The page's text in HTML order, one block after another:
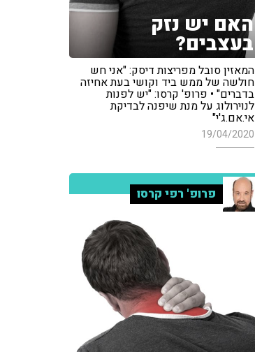
האם יש נזק
בעצבים?
המאזין סובל מפריצות דיסק: "אני חש
חולשה של ממש ביד וקושי בעת אחיזה
בדברים" • פרופ' קרסו: "יש לפנות
לנוירולוג על מנת שיפנה לבדיקת
אי.אם.ג'י"
19/04/2020
פרופ' רפי קרסו